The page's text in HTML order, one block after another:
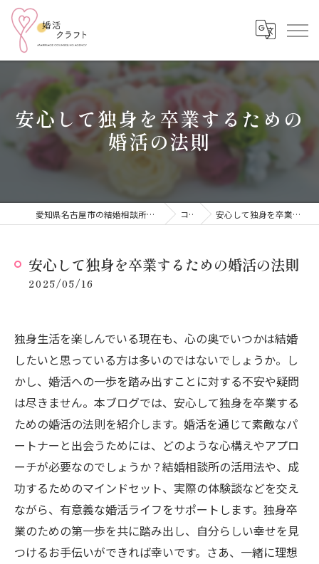
安心して独身を卒業するための
婚活の法則
愛知県名古屋市の結婚相談所なら結婚相談所 婚活クラフト コラム 安心して独身を卒業するための婚活の法則
安心して独身を卒業するための婚活の法則
2025/05/16
独身生活を楽しんでいる現在も、心の奥でいつかは結婚
したいと思っている方は多いのではないでしょうか。し
かし、婚活への一歩を踏み出すことに対する不安や疑問
は尽きません。本ブログでは、安心して独身を卒業する
ための婚活の法則を紹介します。婚活を通じて素敵なパ
ートナーと出会うためには、どのような心構えやアプロ
ーチが必要なのでしょうか？結婚相談所の活用法や、成
功するためのマインドセット、実際の体験談などを交え
ながら、有意義な婚活ライフをサポートします。独身卒
業のための第一歩を共に踏み出し、自分らしい幸せを見
つけるお手伝いができれば幸いです。さあ、一緒に理想